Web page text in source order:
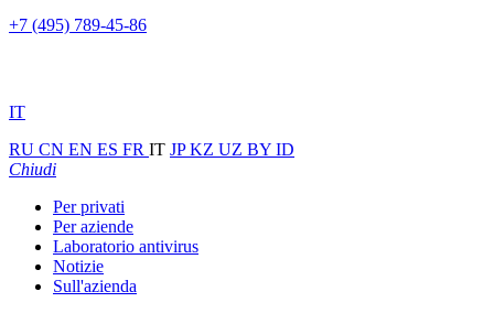
+7 (495) 789-45-86
IT
RU CN EN ES FR IT JPKZ UZ BY ID
Chiudi
Per privati
Per aziende
Laboratorio antivirus
Notizie
Sull'azienda